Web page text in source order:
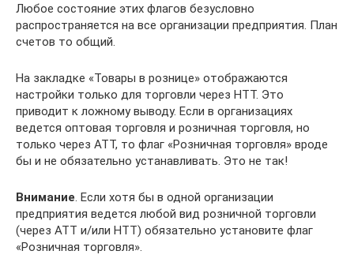
Любое состояние этих флагов безусловно
распространяется на все организации предприятия. План
счетов то общий.
На закладке «Товары в рознице» отображаются
настройки только для торговли через НТТ. Это
приводит к ложному выводу. Если в организациях
ведется оптовая торговля и розничная торговля, но
только через АТТ, то флаг «Розничная торговля» вроде
бы и не обязательно устанавливать. Это не так!
Внимание. Если хотя бы в одной организации
предприятия ведется любой вид розничной торговли
(через АТТ и/или НТТ) обязательно установите флаг
«Розничная торговля».